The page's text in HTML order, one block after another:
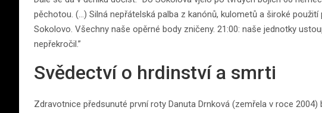
pěchotou. (…) Silná nepřátelská palba z kanónů, kulometů a široké
Sokolovo. Všechny naše opěrné body zničeny. 21:00: naše jednotky
nepřekročil.”
Svědectví o hrdinství a smrti
Zdravotnice předsunuté první roty Danuta Drnková (zemřela v roce